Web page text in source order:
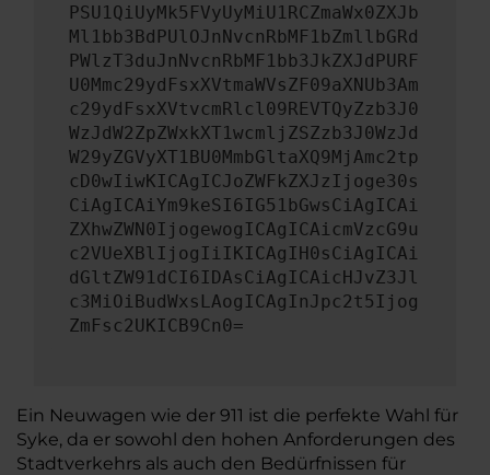
PSU1QiUyMk5FVyUyMiU1RCZmaWx0ZXJb
Ml1bb3BdPUlOJnNvcnRbMF1bZmllbGRd
PWlzT3duJnNvcnRbMF1bb3JkZXJdPURF
U0Mmc29ydFsxXVtmaWVsZF09aXNUb3Am
c29ydFsxXVtvcmRlcl09REVTQyZzb3J0
WzJdW2ZpZWxkXT1wcmljZSZzb3J0WzJd
W29yZGVyXT1BU0MmbGltaXQ9MjAmc2tp
cD0wIiwKICAgICJoZWFkZXJzIjoge30s
CiAgICAiYm9keSI6IG51bGwsCiAgICAi
ZXhwZWN0IjogewogICAgICAicmVzcG9u
c2VUeXBlIjogIiIKICAgIH0sCiAgICAi
dGltZW91dCI6IDAsCiAgICAicHJvZ3Jl
c3MiOiBudWxsLAogICAgInJpc2t5Ijog
ZmFsc2UKICB9Cn0=
Ein Neuwagen wie der 911 ist die perfekte Wahl für
Syke, da er sowohl den hohen Anforderungen des
Stadtverkehrs als auch den Bedürfnissen für